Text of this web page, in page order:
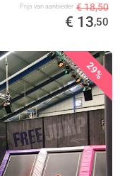
Prijs van aanbieder € 18,50
€ 13,50
29%